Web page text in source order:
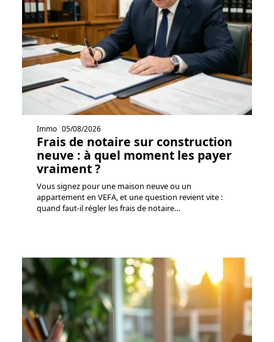
Immo 05/08/2026
Frais de notaire sur construction
neuve : à quel moment les payer
vraiment ?
Vous signez pour une maison neuve ou un
appartement en VEFA, et une question revient vite :
quand faut-il régler les frais de notaire…